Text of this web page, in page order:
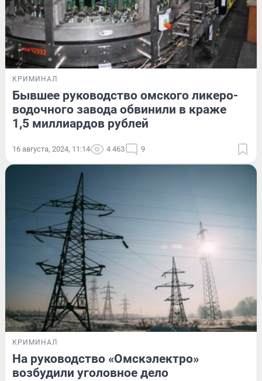
КРИМИНАЛ
Бывшее руководство омского ликеро-
водочного завода обвинили в краже
1,5 миллиардов рублей
16 августа, 2024, 11:14 4 463 9
КРИМИНАЛ
На руководство «Омскэлектро»
возбудили уголовное дело